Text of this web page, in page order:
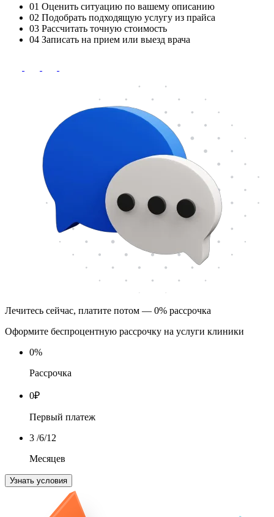
01 Оценить ситуацию по вашему описанию
02 Подобрать подходящую услугу из прайса
03 Рассчитать точную стоимость
04 Записать на прием или выезд врача
Лечитесь сейчас, платите потом — 0% рассрочка
Оформите беспроцентную рассрочку на услуги клиники
0%
Рассрочка
0₽
Первый платеж
3 /6/12
Месяцев
Узнать условия